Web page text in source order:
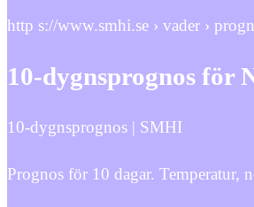
http s://www.smhi.se › vader ›
10-dygnsprognos för
10-dygnsprognos | SMHI
Prognos för 10 dagar.